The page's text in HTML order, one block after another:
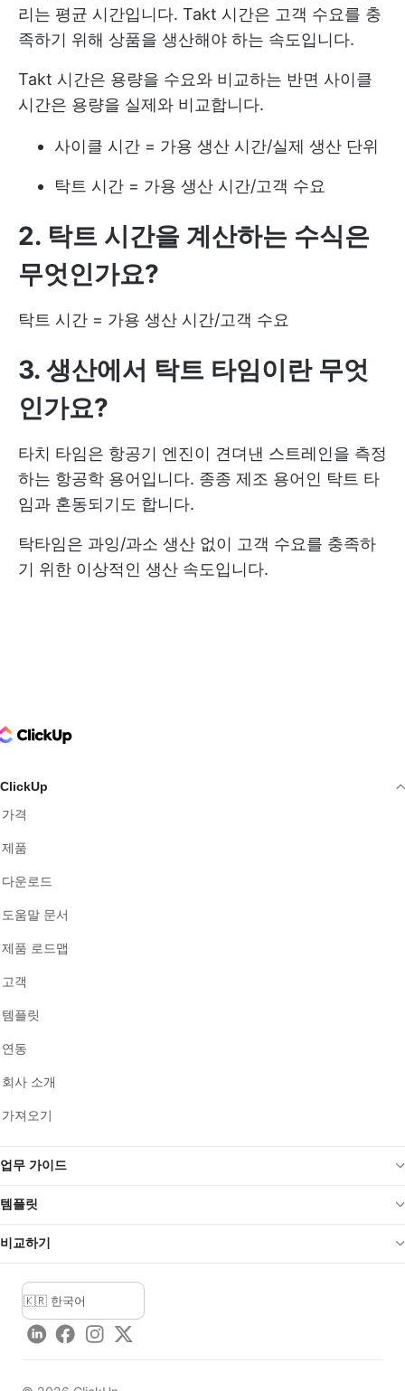
리는 평균 시간입니다. Takt 시간은 고객 수요를 충
족하기 위해 상품을 생산해야 하는 속도입니다.
Takt 시간은 용량을 수요와 비교하는 반면 사이클
시간은 용량을 실제와 비교합니다.
사이클 시간 = 가용 생산 시간/실제 생산 단위
탁트 시간 = 가용 생산 시간/고객 수요
2. 탁트 시간을 계산하는 수식은
무엇인가요?
탁트 시간 = 가용 생산 시간/고객 수요
3. 생산에서 탁트 타임이란 무엇
인가요?
타치 타임은 항공기 엔진이 견뎌낸 스트레인을 측정
하는 항공학 용어입니다. 종종 제조 용어인 탁트 타
임과 혼동되기도 합니다.
탁타임은 과잉/과소 생산 없이 고객 수요를 충족하
기 위한 이상적인 생산 속도입니다.
Logo
ClickUp
가격
제품
다운로드
도움말 문서
제품 로드맵
고객
템플릿
연동
회사 소개
가져오기
업무 가이드
템플릿
비교하기
LinkedInFacebook
Instagram
Twitter